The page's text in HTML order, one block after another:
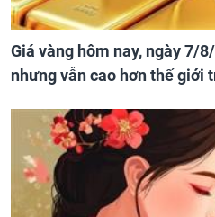
Giá vàng hôm nay, ngày 7/
nhưng vẫn cao hơn thế giới